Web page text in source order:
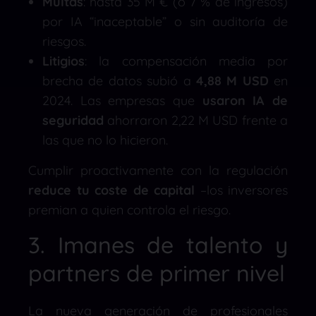
por IA “inaceptable” o sin auditoría de
riesgos.
Litigios: la compensación media por
brecha de datos subió a 4,88 M USD en
2024. Las empresas que usaron IA de
seguridad ahorraron 2,22 M USD frente a
las que no lo hicieron.
Cumplir proactivamente con la regulación
reduce tu coste de capital –los inversores
premian a quien controla el riesgo.
3. Imanes de talento y
partners de primer nivel
La nueva generación de profesionales